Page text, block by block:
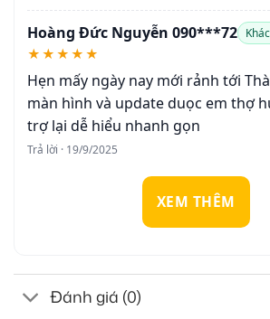
Hoàng Đức Nguyễn 090***72
★★★★★
Hẹn mấy ngày nay mới rảnh tới
màn hình và update duọc em thợ
trợ lại dễ hiểu nhanh gọn
Trả lời · 19/9/2025
XEM THÊM
Đánh giá (0)